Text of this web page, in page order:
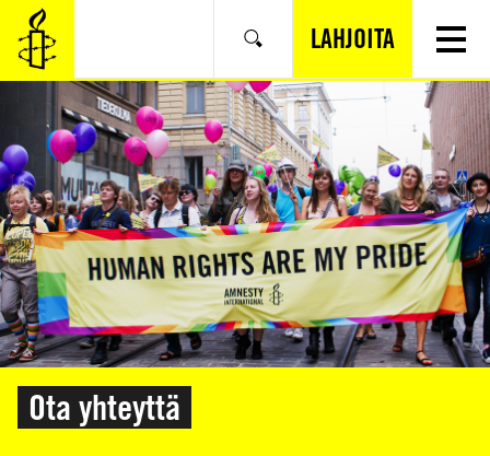
SIIRRY
VARSINAISEEN
SISÄLTÖÖN
Hae LAHJOITA
Ota yhteyttä